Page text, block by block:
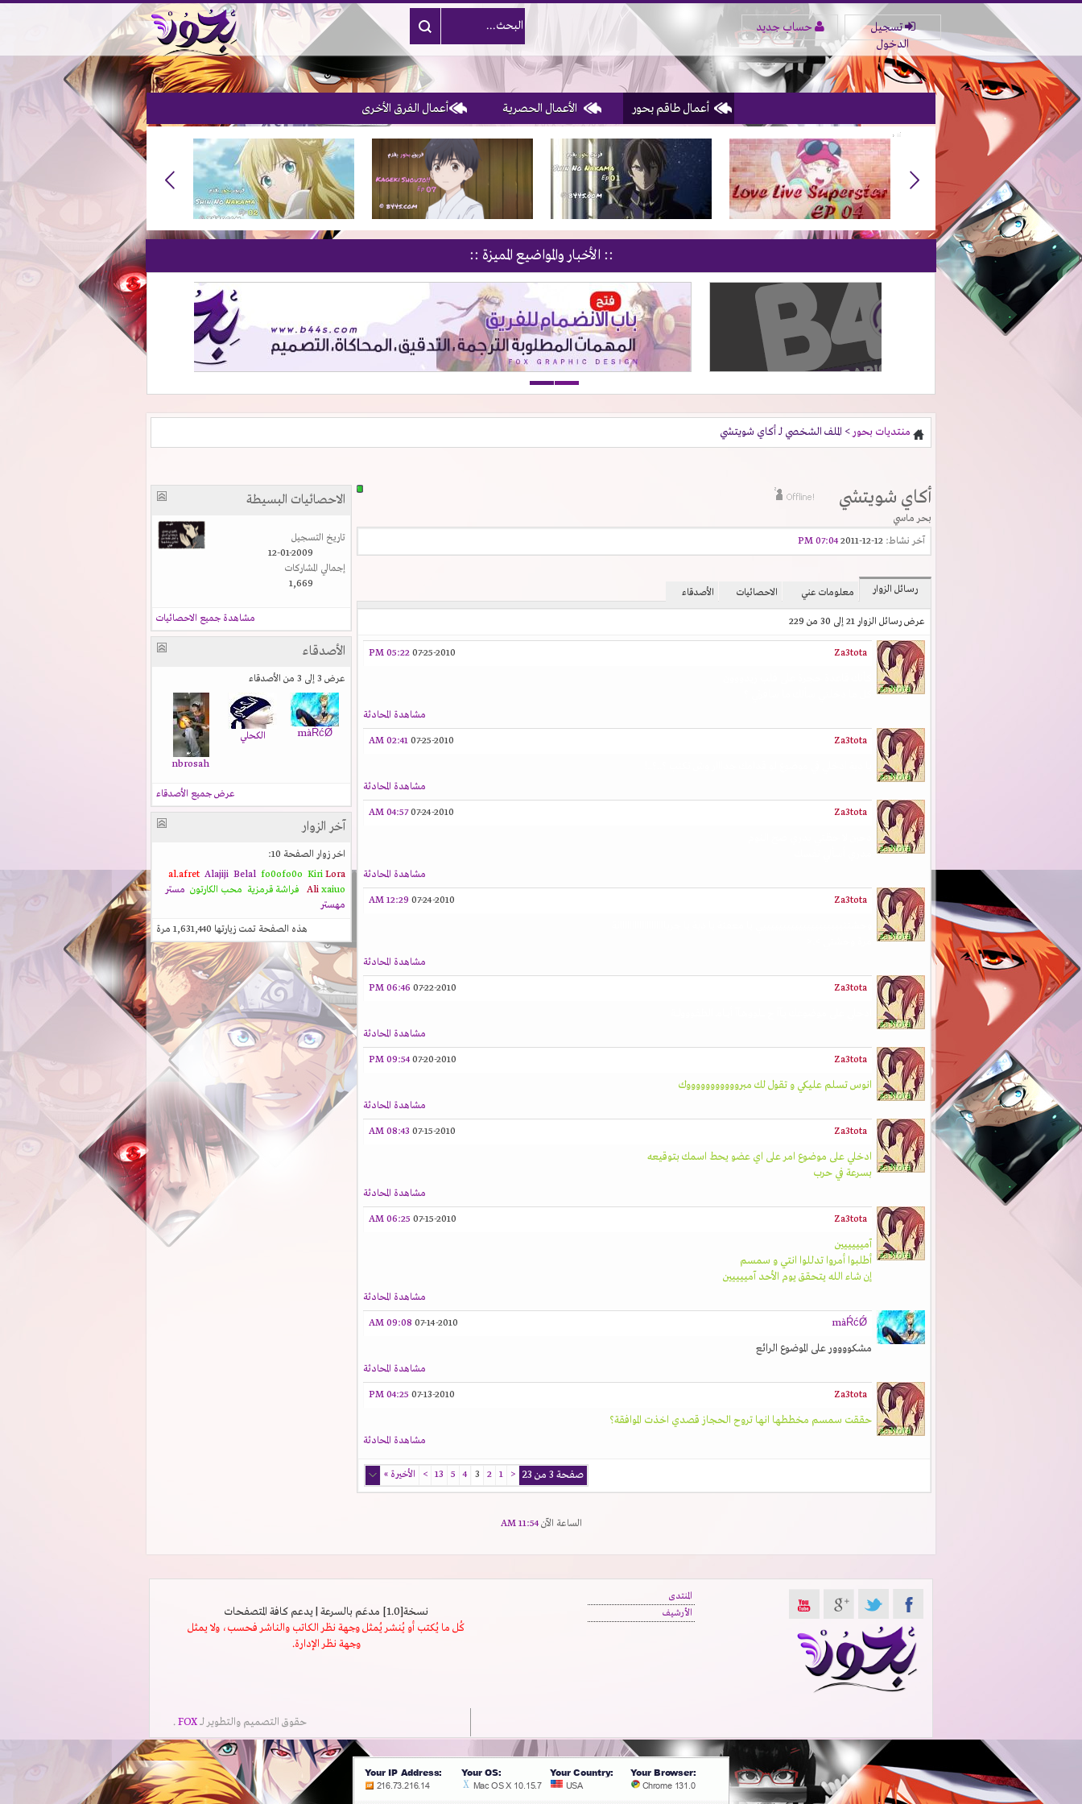
تسجيل
الدخول
حساب جديد
أعمال طاقم بحور الأعمال الحصرية أعمال الفرق الأخرى
1, 2, 3 & 4of 10
:: الأخبار والمواضيع المميزة ::
منتديات بحور > الملف الشخصي لـ أكاي شويتشي
أكاي شويتشي
بحر ماسي
آخر نشاط:
07:04 PM
رسائل الزوار معلومات عني الاحصائيات الأصدقاء
عرض رسائل الزوار 21 إلى 30 من 229
07-25-2010
05:22 PM Za3tota
مشاهدة المحادثة
07-25-2010
02:41 AM Za3tota
مشاهدة المحادثة
07-24-2010
04:57 AM Za3tota
مشاهدة المحادثة
07-24-2010
12:29 AM Za3tota
مشاهدة المحادثة
07-22-2010
06:46 PM Za3tota
مشاهدة المحادثة
07-20-2010
09:54 PM Za3tota
انوس تسلم عليكي و تقول لك مبروووووووووووك
مشاهدة المحادثة
07-15-2010
08:43 AM Za3tota
ادخلي على موضوع امر على اي عضو يحط اسمك بتوقيعه
بسرعة في حرب
مشاهدة المحادثة
07-15-2010
06:25 AM Za3tota
آميييييين
أطلبوا أمروا تدللوا انتي و سمسم
إن شاء الله يتحقق يوم الأحد آمييييين
مشاهدة المحادثة
07-14-2010
09:08 AM màŔćǾ
مشكوووور على الموضوع الرائع
مشاهدة المحادثة
07-13-2010
04:25 PM Za3tota
حققت سمسم مخططها انها تروح الحجاز قصدي اخذت الموافقة؟
مشاهدة المحادثة
صفحة 3 من 23 <
1
2
3
4
5
13
> الأخيرة »
الاحصائيات البسيطة
تاريخ التسجيل
12-01-2009
إجمالي المشاركات
1,669
مشاهدة جميع الاحصائيات
الأصدقاء
عرض 3 إلى 3 من الأصدقاء
màŔćǾ الكحلي
nbrosah
عرض جميع الأصدقاء
آخر الزوار
اخر زوار الصفحة 10:
al.afret Alajiji Belal fo0ofo0o KiriLora
Alixaiuo فراشة قرمزية محب الكارتون مستر
مهستر
هذه الصفحة تمت زيارتها 1,631,440 مرة
الساعة الآن11:54 AM
المنتدى
الأرشيف
نسخة[1.0] مدعَم بالسرعة | يدعم كافة المتصفحات
كُل ما يُكتب أو يُنشر يُمثل وجهة نظر الكاتب والناشر فحسب، ولا يمثل
وجهة نظر الإدارة.
حقوق التصميم والتطوير لــFOX
.